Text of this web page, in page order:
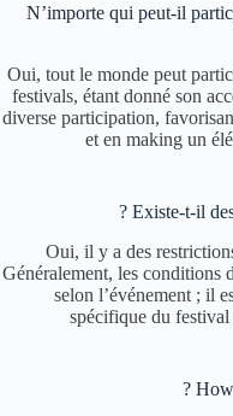
N’importe qui peut-il
Oui, tout le monde peut
festivals, étant donné son
diverse participation,
et en making un
Existe-t-il
Oui, il y a des
Généralement, les conditions
selon l’événement ; il
spécifique du
How